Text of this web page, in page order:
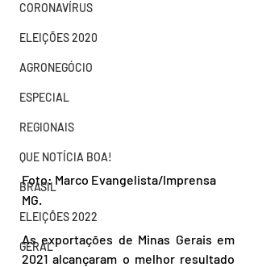
CORONAVÍRUS
ELEIÇÕES 2020
AGRONEGÓCIO
ESPECIAL
REGIONAIS
QUE NOTÍCIA BOA!
BRASIL
ELEIÇÕES 2022
GERAL
Foto: Marco Evangelista/Imprensa
MG.
As exportações de Minas Gerais em
2021 alcançaram o melhor resultado